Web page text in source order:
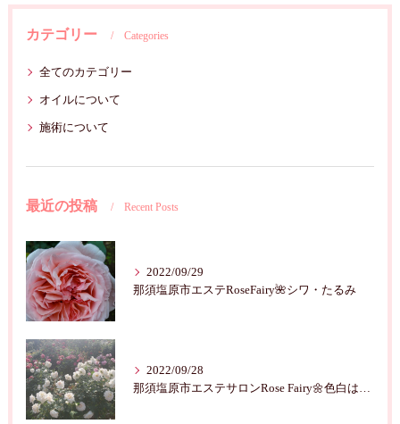
カテゴリー Categories
全てのカテゴリー
オイルについて
施術について
最近の投稿 Recent Posts
2022/09/29
那須塩原市エステRoseFairy🌺シワ・たるみ
2022/09/28